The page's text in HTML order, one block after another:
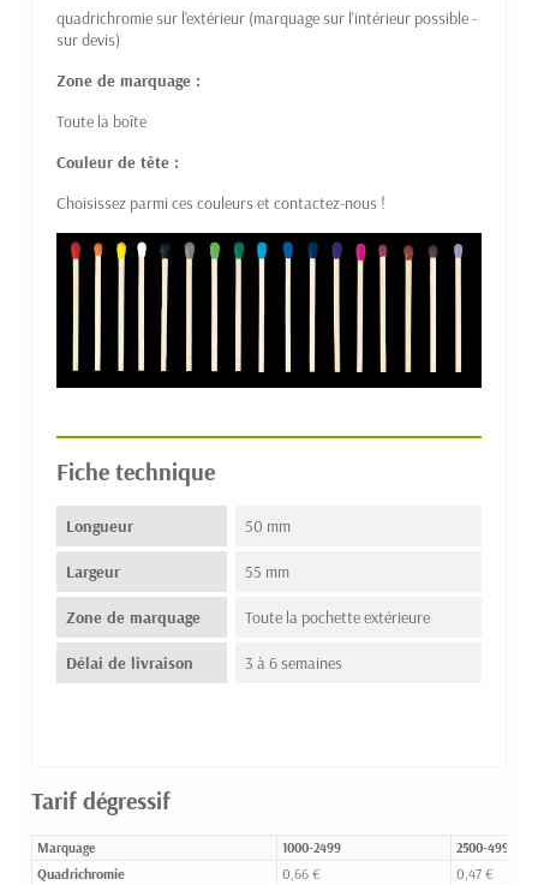
quadrichromie sur l'extérieur (marquage sur l'intérieur possible -
sur devis)
Zone de marquage :
Toute la boîte
Couleur de tête :
Choisissez parmi ces couleurs et contactez-nous !
Fiche technique
Longueur 50 mm
Largeur 55 mm
Zone de marquage Toute la pochette extérieure
Délai de livraison 3 à 6 semaines
Tarif dégressif
Marquage 1000-2499 2500-4999
Quadrichromie 0,66 € 0,47 €